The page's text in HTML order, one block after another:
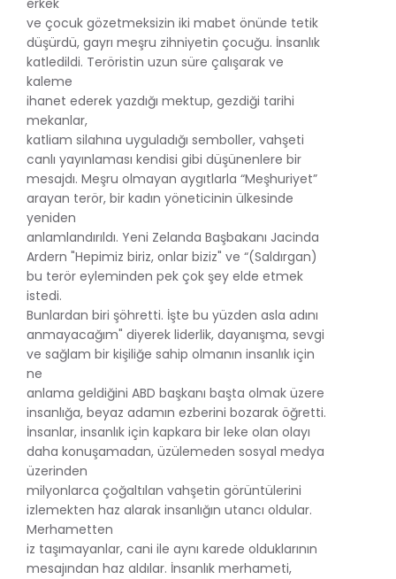
ve çocuk gözetmeksizin iki mabet önünde tetik
düşürdü, gayrı meşru zihniyetin çocuğu. İnsanlık
katledildi. Teröristin uzun süre çalışarak ve
kaleme
ihanet ederek yazdığı mektup, gezdiği tarihi
mekanlar,
katliam silahına uyguladığı semboller, vahşeti
canlı yayınlaması kendisi gibi düşünenlere bir
mesajdı. Meşru olmayan aygıtlarla “Meşhuriyet”
arayan terör, bir kadın yöneticinin ülkesinde
yeniden
anlamlandırıldı. Yeni Zelanda Başbakanı Jacinda
Ardern "Hepimiz biriz, onlar biziz" ve “(Saldırgan)
bu terör eyleminden pek çok şey elde etmek
istedi.
Bunlardan biri şöhretti. İşte bu yüzden asla adını
anmayacağım" diyerek liderlik, dayanışma, sevgi
ve sağlam bir kişiliğe sahip olmanın insanlık için
ne
anlama geldiğini ABD başkanı başta olmak üzere
insanlığa, beyaz adamın ezberini bozarak öğretti.
İnsanlar, insanlık için kapkara bir leke olan olayı
daha konuşamadan, üzülemeden sosyal medya
üzerinden
milyonlarca çoğaltılan vahşetin görüntülerini
izlemekten haz alarak insanlığın utancı oldular.
Merhametten
iz taşımayanlar, cani ile aynı karede olduklarının
mesajından haz aldılar. İnsanlık merhameti,